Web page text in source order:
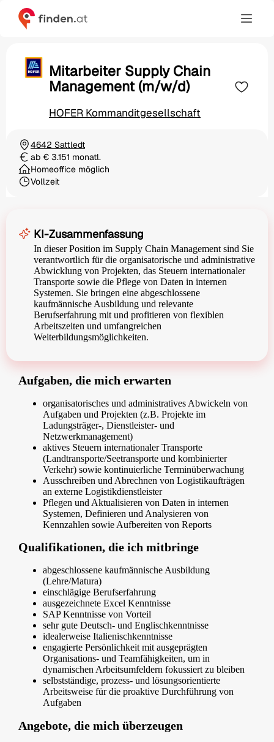
Mitarbeiter Supply Chain
Management (m/w/d)
HOFER Kommanditgesellschaft
Ortschaft
4642 Sattledt
Gehaltab € 3.151 monatl.
Homeoffice möglich
Beschäftigungsart
Vollzeit
KI-Zusammenfassung
In dieser Position im Supply Chain Management sind Sie
verantwortlich für die organisatorische und administrative
Abwicklung von Projekten, das Steuern internationaler
Transporte sowie die Pflege von Daten in internen
Systemen. Sie bringen eine abgeschlossene
kaufmännische Ausbildung und relevante
Berufserfahrung mit und profitieren von flexiblen
Arbeitszeiten und umfangreichen
Weiterbildungsmöglichkeiten.
Aufgaben, die mich erwarten
organisatorisches und administratives Abwickeln von
Aufgaben und Projekten (z.B. Projekte im
Ladungsträger-, Dienstleister- und
Netzwerkmanagement)
aktives Steuern internationaler Transporte
(Landtransporte/Seetransporte und kombinierter
Verkehr) sowie kontinuierliche Terminüberwachung
Ausschreiben und Abrechnen von Logistikaufträgen
an externe Logistikdienstleister
Pflegen und Aktualisieren von Daten in internen
Systemen, Definieren und Analysieren von
Kennzahlen sowie Aufbereiten von Reports
Qualifikationen, die ich mitbringe
abgeschlossene kaufmännische Ausbildung
(Lehre/Matura)
einschlägige Berufserfahrung
ausgezeichnete Excel Kenntnisse
SAP Kenntnisse von Vorteil
sehr gute Deutsch- und Englischkenntnisse
idealerweise Italienischkenntnisse
engagierte Persönlichkeit mit ausgeprägten
Organisations- und Teamfähigkeiten, um in
dynamischen Arbeitsumfeldern fokussiert zu bleiben
selbstständige, prozess- und lösungsorientierte
Arbeitsweise für die proaktive Durchführung von
Aufgaben
Angebote, die mich überzeugen